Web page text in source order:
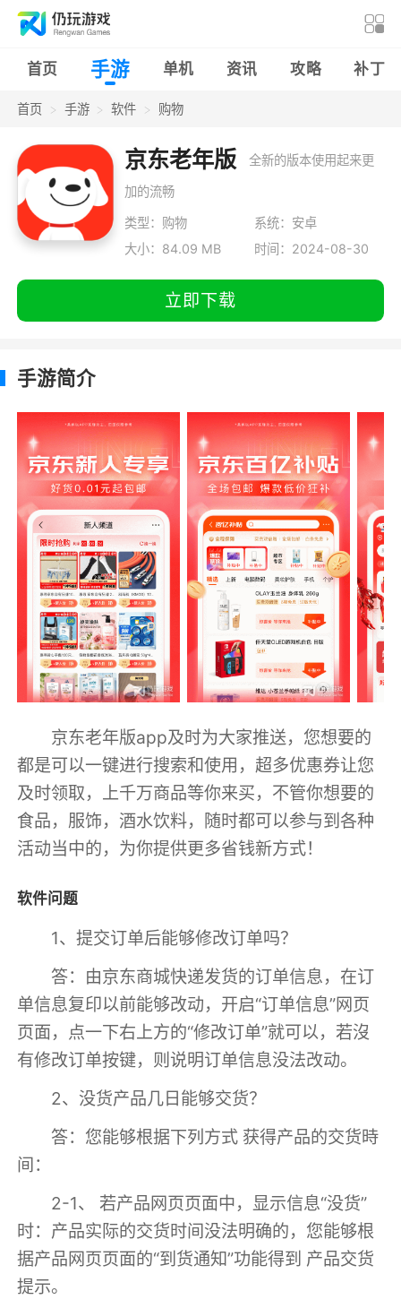
首页 手游 单机 资讯 攻略 补丁
首页 手游 软件 购物
京东老年版 全新的版本使用起来更
加的流畅
类型：购物
系统：安卓
大小：84.09 MB
时间：2024-08-30
立即下载
手游简介
京东老年版app及时为大家推送，您想要的
都是可以一键进行搜索和使用，超多优惠券让您
及时领取，上千万商品等你来买，不管你想要的
食品，服饰，酒水饮料，随时都可以参与到各种
活动当中的，为你提供更多省钱新方式！
软件问题
1、提交订单后能够修改订单吗？
答：由京东商城快递发货的订单信息，在订
单信息复印以前能够改动，开启“订单信息”网页
页面，点一下右上方的“修改订单”就可以，若沒
有修改订单按键，则说明订单信息没法改动。
2、没货产品几日能够交货？
答：您能够根据下列方式 获得产品的交货時
间：
2-1、 若产品网页页面中，显示信息“没货”
时：产品实际的交货时间没法明确的，您能够根
据产品网页页面的“到货通知”功能得到 产品交货
提示。